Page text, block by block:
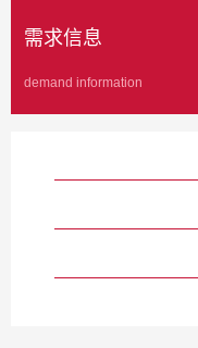
需求信息
demand information